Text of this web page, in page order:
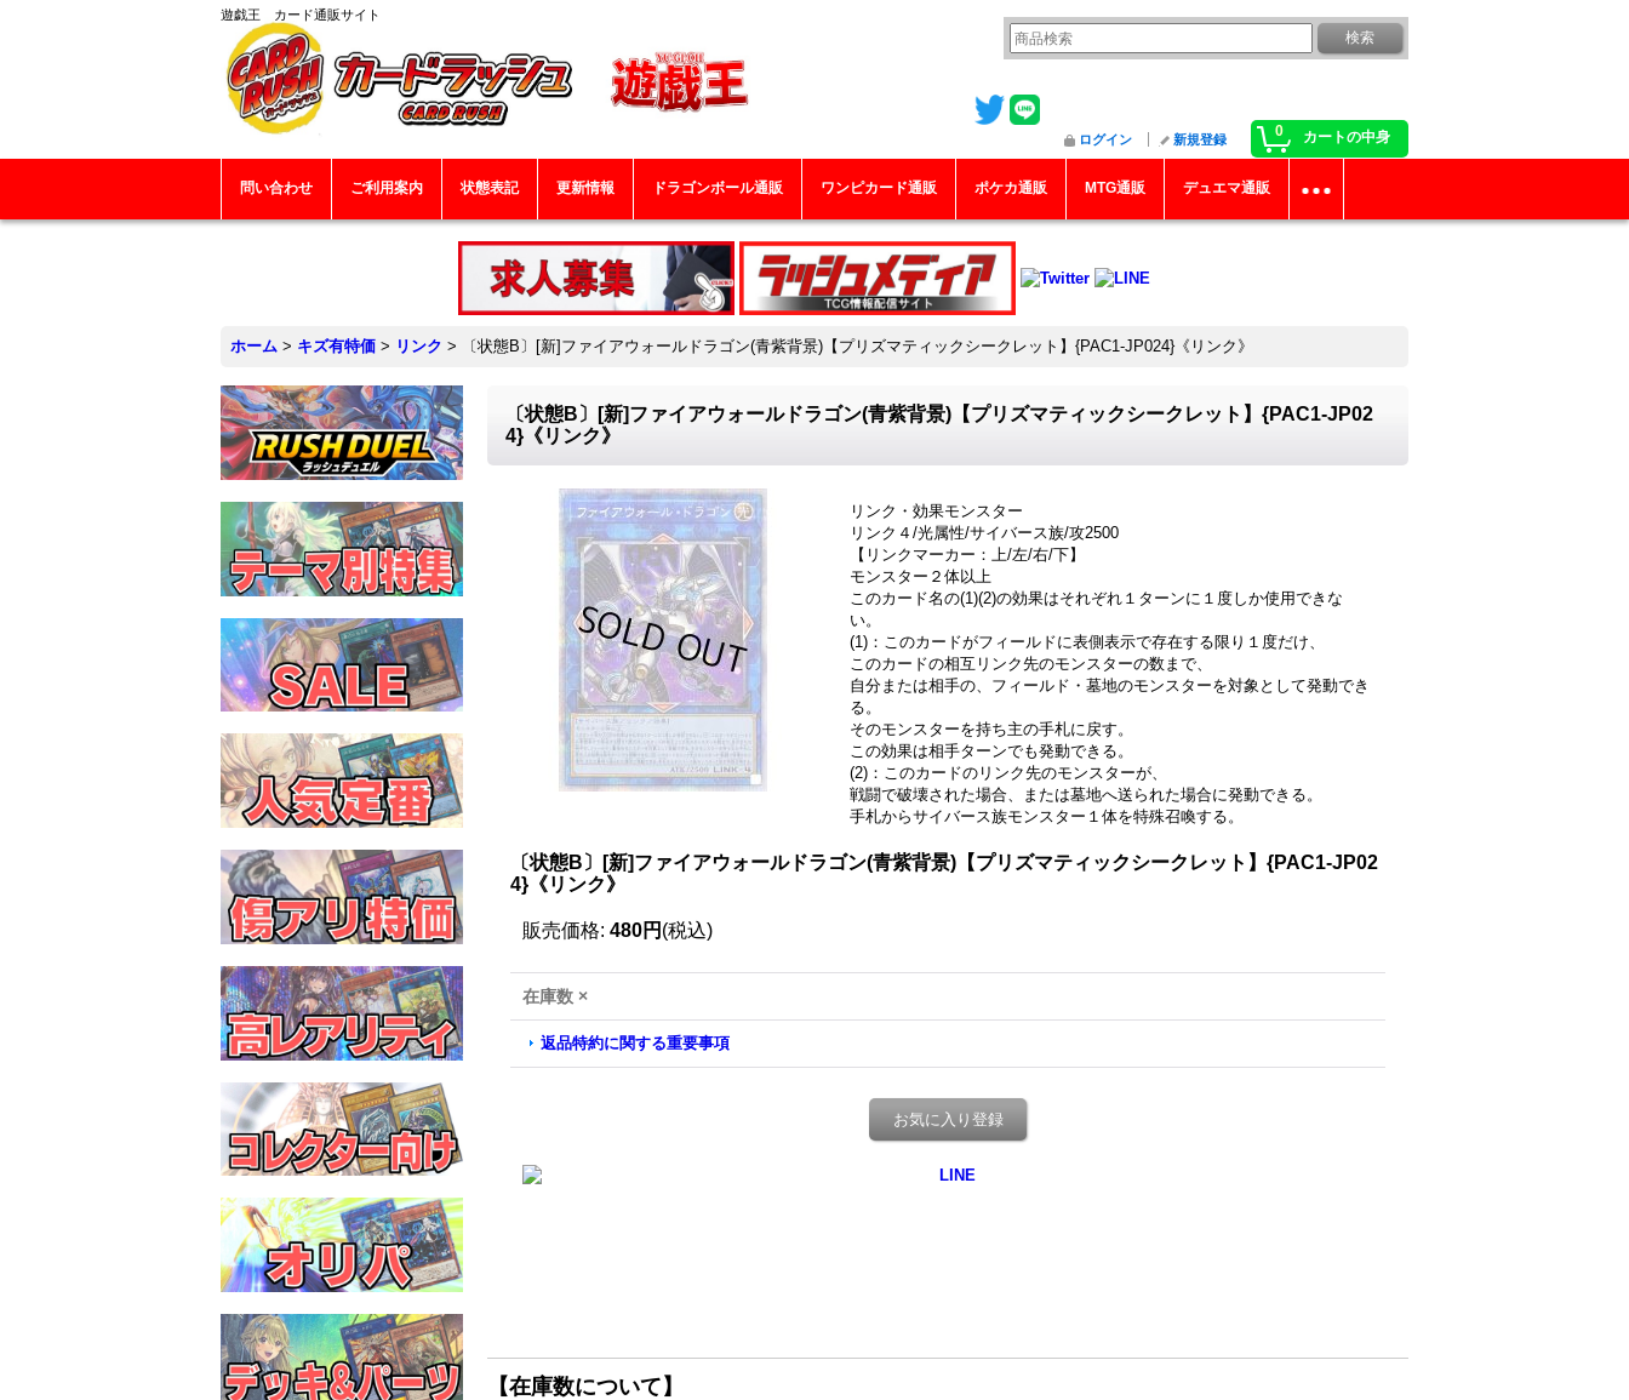
遊戯王 カード通販サイト
0 カートの中身
ログイン 新規登録
問い合わせ ご利用案内 状態表記 更新情報 ドラゴンボール通販 ワンピカード通販 ポケカ通販 MTG通販 デュエマ通販
ホーム > キズ有特価 > リンク > 〔状態B〕[新]ファイアウォールドラゴン(青紫背景)【プリズマティックシークレット】{PAC1-JP024}《リンク》
〔状態B〕[新]ファイアウォールドラゴン(青紫背景)【プリズマティックシークレット】{PAC1-JP02
4}《リンク》
リンク・効果モンスター
リンク４/光属性/サイバース族/攻2500
【リンクマーカー：上/左/右/下】
モンスター２体以上
このカード名の(1)(2)の効果はそれぞれ１ターンに１度しか使用できな
い。
(1)：このカードがフィールドに表側表示で存在する限り１度だけ、
このカードの相互リンク先のモンスターの数まで、
自分または相手の、フィールド・墓地のモンスターを対象として発動でき
る。
そのモンスターを持ち主の手札に戻す。
この効果は相手ターンでも発動できる。
(2)：このカードのリンク先のモンスターが、
戦闘で破壊された場合、または墓地へ送られた場合に発動できる。
手札からサイバース族モンスター１体を特殊召喚する。
〔状態B〕[新]ファイアウォールドラゴン(青紫背景)【プリズマティックシークレット】{PAC1-JP02
4}《リンク》
販売価格: 480円 (税込)
在庫数 ×
返品特約に関する重要事項
お気に入り登録
【在庫数について】